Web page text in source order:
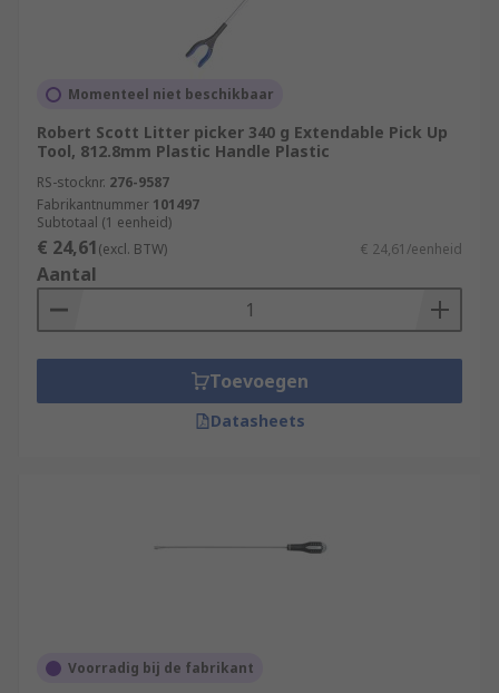
Momenteel niet beschikbaar
Robert Scott Litter picker 340 g Extendable Pick Up
Tool, 812.8mm Plastic Handle Plastic
RS-stocknr. 276-9587
Fabrikantnummer 101497
Subtotaal (1 eenheid)
€ 24,61(excl. BTW) € 24,61/eenheid
Aantal
Toevoegen
Datasheets
Voorradig bij de fabrikant